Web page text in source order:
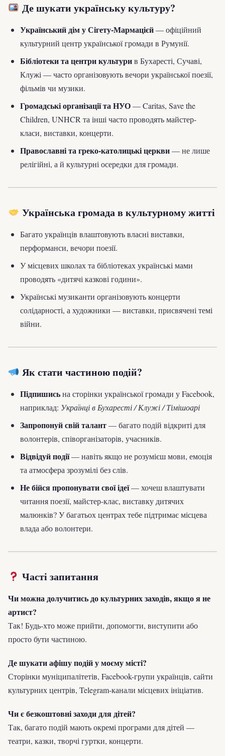
Де шукати українську культуру?
Український дім у Сігету-Мармацієй— офіційний
культурний центр української громади в Румунії.
Бібліотеки та центри культурив Бухаресті, Сучаві,
Клужі — часто організовують вечори української поезії,
фільмів чи музики.
Громадські організації та НУО— Caritas, Save the
Children, UNHCR та інші часто проводять майстер-
класи, виставки, концерти.
Православні та греко-католицькі церкви— не лише
релігійні, а й культурні осередки для громади.
Українська громада в культурному житті
Багато українців влаштовують власні виставки,
перформанси, вечори поезії.
У місцевих школах та бібліотеках українські мами
проводять «дитячі казкові години».
Українські музиканти організовують концерти
солідарності, а художники — виставки, присвячені темі
війни.
Як стати частиною подій?
Підпишисьна сторінки української громади у Facebook,
наприклад: Українці в Бухаресті / Клужі / Тімішоарі
Запропонуй свій талант— багато подій відкриті для
волонтерів, співорганізаторів, учасників.
Відвідуй події— навіть якщо не розумієш мови, емоція
та атмосфера зрозумілі без слів.
Не бійся пропонувати свої ідеї— хочеш влаштувати
читання поезії, майстер-клас, виставку дитячих
малюнків? У багатьох центрах тебе підтримає місцева
влада або волонтери.
Часті запитання
Чи можна долучитись до культурних заходів, якщо я не
артист?
Так! Будь-хто може прийти, допомогти, виступити або
просто бути частиною.
Де шукати афішу подій у моєму місті?
Сторінки муніципалітетів, Facebook-групи українців, сайти
культурних центрів, Telegram-канали місцевих ініціатив.
Чи є безкоштовні заходи для дітей?
Так, багато подій мають окремі програми для дітей —
театри, казки, творчі гуртки, концерти.